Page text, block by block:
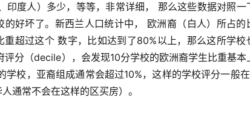
印度人）多少，等等，非常详细， 那么这些数据对照一
好坏了。新西兰人口统计中， 欧洲裔（白人）所占的
超过这个 数字，比如达到了80%以上，那么这所学校
分（decile），会发现10分学校的欧洲裔学生比重基本
学校，亚裔组成通常会超过10%，这样的学校评分一般
通常不会在这样的区买房）。